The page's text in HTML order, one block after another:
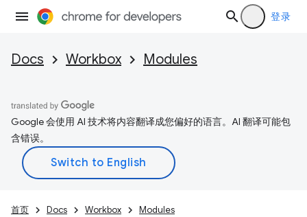
登录
Docs Workbox Modules
Google 会使用 AI 技术将内容翻译成您偏好的语言。AI 翻译可能包
含错误。
首页 Docs Workbox Modules